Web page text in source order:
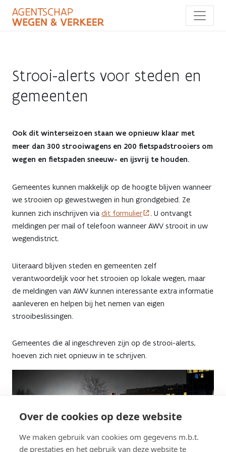
Over de cookies op deze website
We maken gebruik van cookies om gegevens m.b.t.
de prestaties en het gebruik van deze website te
naar
Strooi-alerts voor steden en
gemeenten
Ook dit winterseizoen staan we opnieuw klaar met
meer dan 300 strooiwagens en 200 fietspadstrooiers om
wegen en fietspaden sneeuw- en ijsvrij te houden.
Gemeentes kunnen makkelijk op de hoogte blijven wanneer
we strooien op gewestwegen in hun grondgebied. Ze
kunnen zich inschrijven via dit formulier
. U ontvangt
meldingen per mail of telefoon wanneer AWV strooit in uw
wegendistrict.
Uiteraard blijven steden en gemeenten zelf
verantwoordelijk voor het strooien op lokale wegen, maar
de meldingen van AWV kunnen interessante extra informatie
aanleveren en helpen bij het nemen van eigen
strooibeslissingen.
Gemeentes die al ingeschreven zijn op de strooi-alerts,
hoeven zich niet opnieuw in te schrijven.